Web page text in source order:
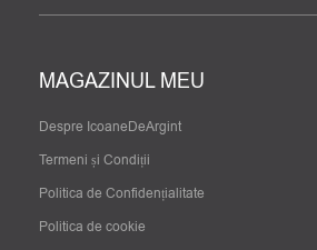
MAGAZINUL MEU
Despre IcoaneDeArgint
Termeni și Condiții
Politica de Confidențialitate
Politica de cookie